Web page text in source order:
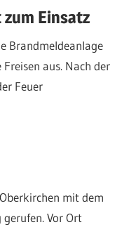
Einsatz
Brandmeldeanlage
aus. Nach der
Feuer
mit dem
Vor Ort